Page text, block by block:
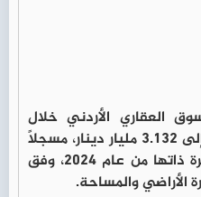
العقاري الأردني خلال
النصف الأول من العام 2025 إلى 3.132 مليار دينار، مسجلًا
نموًا بنسبة 4% مقارنة بالفترة ذاتها من عام 2024، وفق
الأراضي والمساحة.